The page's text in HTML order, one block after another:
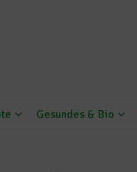
Gesundes & Bio